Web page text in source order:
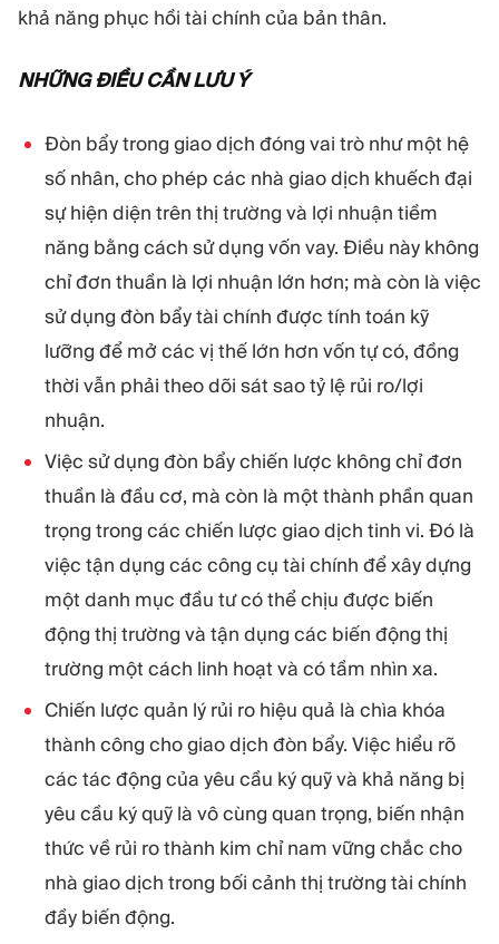
khả năng phục hồi tài chính của bản thân.
NHỮNG ĐIỀU CẦN LƯU Ý
Đòn bẩy trong giao dịch đóng vai trò như một hệ
số nhân, cho phép các nhà giao dịch khuếch đại
sự hiện diện trên thị trường và lợi nhuận tiềm
năng bằng cách sử dụng vốn vay. Điều này không
chỉ đơn thuần là lợi nhuận lớn hơn; mà còn là việc
sử dụng đòn bẩy tài chính được tính toán kỹ
lưỡng để mở các vị thế lớn hơn vốn tự có, đồng
thời vẫn phải theo dõi sát sao tỷ lệ rủi ro/lợi
nhuận.
Việc sử dụng đòn bẩy chiến lược không chỉ đơn
thuần là đầu cơ, mà còn là một thành phần quan
trọng trong các chiến lược giao dịch tinh vi. Đó là
việc tận dụng các công cụ tài chính để xây dựng
một danh mục đầu tư có thể chịu được biến
động thị trường và tận dụng các biến động thị
trường một cách linh hoạt và có tầm nhìn xa.
Chiến lược quản lý rủi ro hiệu quả là chìa khóa
thành công cho giao dịch đòn bẩy. Việc hiểu rõ
các tác động của yêu cầu ký quỹ và khả năng bị
yêu cầu ký quỹ là vô cùng quan trọng, biến nhận
thức về rủi ro thành kim chỉ nam vững chắc cho
nhà giao dịch trong bối cảnh thị trường tài chính
đầy biến động.